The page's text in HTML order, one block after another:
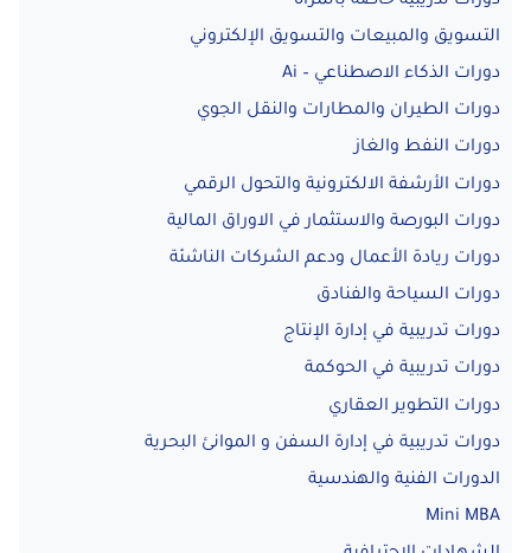
التسويق والمبيعات والتسويق الإلكتروني
دورات الذكاء الاصطناعي – Ai
دورات الطيران والمطارات والنقل الجوي
دورات النفط والغاز
دورات الأرشفة الالكترونية والتحول الرقمي
دورات البورصة والاستثمار في الاوراق المالية
دورات ريادة الأعمال ودعم الشركات الناشئة
دورات السياحة والفنادق
دورات تدريبية في إدارة الإنتاج
دورات تدريبية في الحوكمة
دورات التطوير العقاري
دورات تدريبية في إدارة السفن و الموانئ البحرية
الدورات الفنية والهندسية
Mini MBA